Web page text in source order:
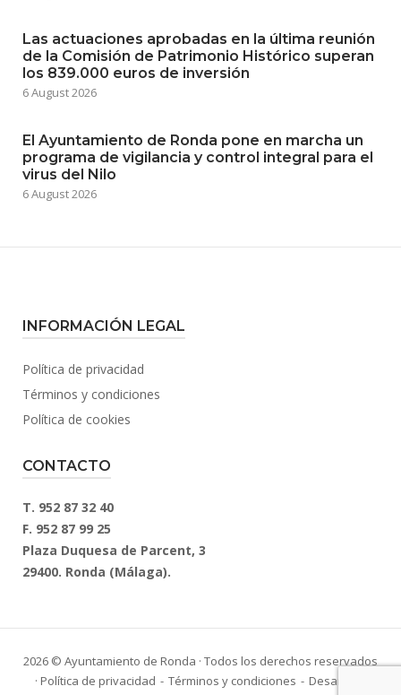
Las actuaciones aprobadas en la última reunión
de la Comisión de Patrimonio Histórico superan
los 839.000 euros de inversión
6 August 2026
El Ayuntamiento de Ronda pone en marcha un
programa de vigilancia y control integral para el
virus del Nilo
6 August 2026
INFORMACIÓN LEGAL
Política de privacidad
Términos y condiciones
Política de cookies
CONTACTO
T. 952 87 32 40
F. 952 87 99 25
Plaza Duquesa de Parcent, 3
29400. Ronda (Málaga).
2026 © Ayuntamiento de Ronda · Todos los derechos reservados
· Política de privacidad Términos y condiciones
Desarrollo